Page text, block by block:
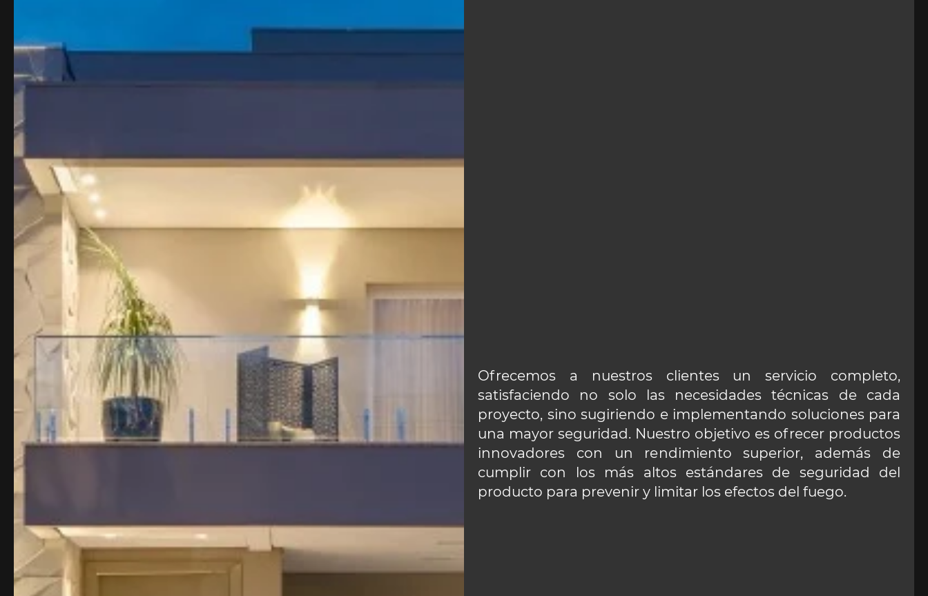
Ofrecemos a nuestros clientes un servicio completo,
satisfaciendo no solo las necesidades técnicas de cada
proyecto, sino sugiriendo e implementando soluciones para
una mayor seguridad. Nuestro objetivo es ofrecer productos
innovadores con un rendimiento superior, además de
cumplir con los más altos estándares de seguridad del
producto para prevenir y limitar los efectos del fuego.